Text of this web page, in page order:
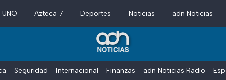
Azteca 7 Deportes Noticias adn Noticias
Seguridad Internacional Finanzas adn Noticias Radio